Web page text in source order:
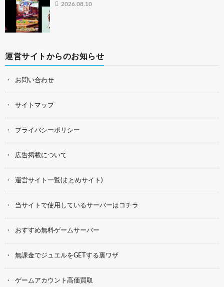
2026.08.10
運営サイトからのお知らせ
お問い合わせ
サイトマップ
プライバシーポリシー
広告掲載について
運営サイト一覧(まとめサイト)
当サイトで使用しているサーバーはコチラ
おすすめ無料ゲームサーバー
無課金でジュエルをGETする裏ワザ
ゲームアカウント高価買取